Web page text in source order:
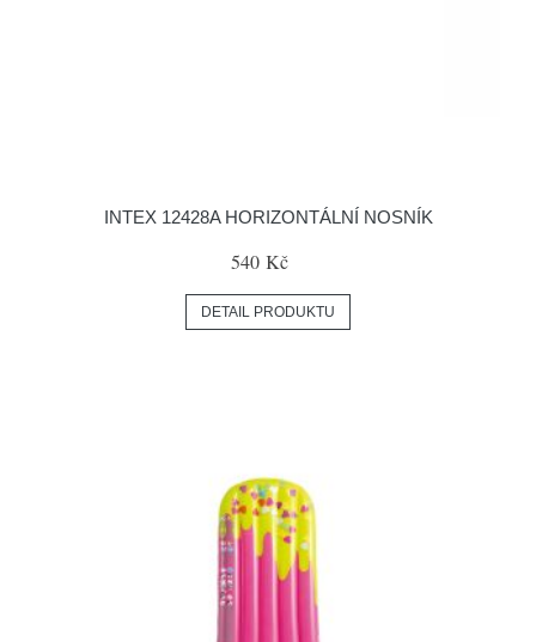
INTEX 12428A HORIZONTÁLNÍ NOSNÍK
540 Kč
DETAIL PRODUKTU